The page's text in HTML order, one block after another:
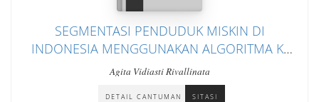
SEGMENTASI PENDUDUK MISKIN DI
INDONESIA MENGGUNAKAN ALGORITMA K-
MEANS
Agita Vidiasti Rivallinata
DETAIL CANTUMAN SITASI